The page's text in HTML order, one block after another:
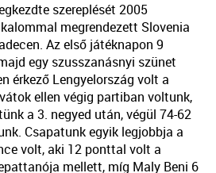
szereplését 2005
megrendezett Slovenia
Az első játéknapon 9
egy szusszanásnyi szünet
érkező Lengyelország volt a
ellen végig partiban voltunk,
a 3. negyed után, végül 74-62
Csapatunk egyik legjobbja a
volt, aki 12 ponttal volt a
mellett, míg Maly Beni 6